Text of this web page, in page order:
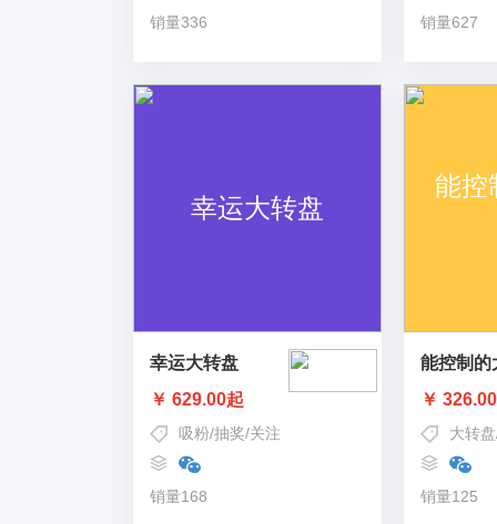
销量336 销量627
幸运大转盘
￥ 629.00起
吸粉/抽奖/关注
销量168
能控制的
￥
大转盘
销量125